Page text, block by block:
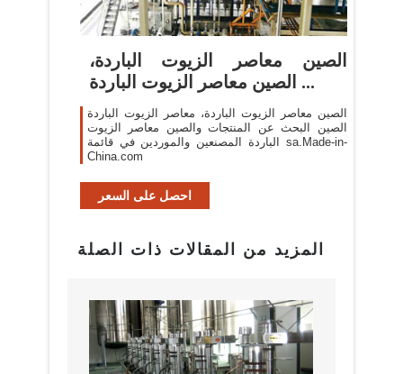
الصين معاصر الزيوت الباردة،
الصين معاصر الزيوت الباردة ...
الصين معاصر الزيوت الباردة، معاصر الزيوت الباردة
الصين البحث عن المنتجات والصين معاصر الزيوت
الباردة المصنعين والموردين في قائمة sa.Made-in-
China.com
احصل على السعر
المزيد من المقالات ذات الصلة